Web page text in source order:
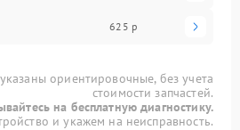
625 р
ориентировочные, без учета
стоимости запчастей.
на бесплатную диагностику.
и укажем на неисправность.